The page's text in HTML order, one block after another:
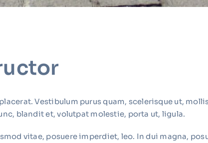
Vestibulum purus quam, scelerisque ut,
blandit et, volutpat molestie, porta ut, ligula.
vitae, posuere imperdiet, leo. In dui magna,